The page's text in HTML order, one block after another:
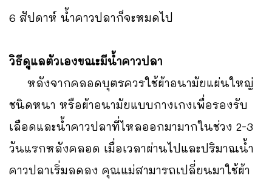
6 สัปดาห์ น้ำคาวปลาก็จะหมดไป
วิธีดูแลตัวเองขณะมีน้ำคาวปลา
หลังจากคลอดบุตรควรใช้ผ้าอนามัยแผ่นใหญ่
ชนิดหนา หรือผ้าอนามัยแบบกางเกงเพื่อรองรับ
เลือดและน้ำคาวปลาที่ไหลออกมามากในช่วง 2-3
วันแรกหลังคลอด เมื่อเวลาผ่านไปและปริมาณน้ำ
คาวปลาเริ่มลดลง คุณแม่สามารถเปลี่ยนมาใช้ผ้า